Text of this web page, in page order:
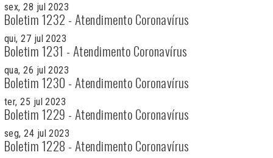
sex, 28 jul 2023
Boletim 1232 - Atendimento Coronavírus
qui, 27 jul 2023
Boletim 1231 - Atendimento Coronavírus
qua, 26 jul 2023
Boletim 1230 - Atendimento Coronavírus
ter, 25 jul 2023
Boletim 1229 - Atendimento Coronavírus
seg, 24 jul 2023
Boletim 1228 - Atendimento Coronavírus